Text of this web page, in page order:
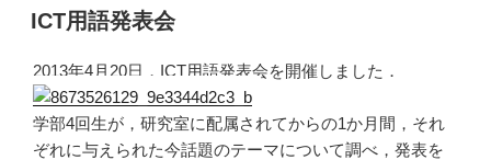
稿
日:
ICT用語発表会
2013年4月20日，ICT用語発表会を開催しました．
学部4回生が，研究室に配属されてからの1か月間，それ
ぞれに与えられた今話題のテーマについて調べ，発表を